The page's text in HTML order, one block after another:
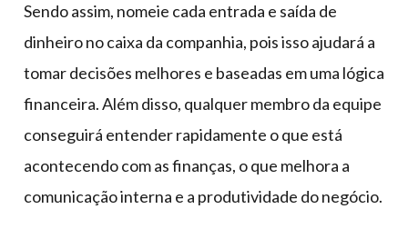
Sendo assim, nomeie cada entrada e saída de
dinheiro no caixa da companhia, pois isso ajudará a
tomar decisões melhores e baseadas em uma lógica
financeira. Além disso, qualquer membro da equipe
conseguirá entender rapidamente o que está
acontecendo com as finanças, o que melhora a
comunicação interna e a produtividade do negócio.